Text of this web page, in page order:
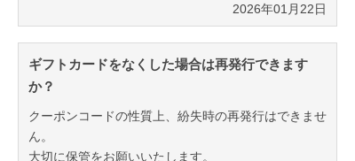
2026年01月22日
ギフトカードをなくした場合は再発行できます
か？
クーポンコードの性質上、紛失時の再発行はできませ
ん。
大切に保管をお願いいたします。